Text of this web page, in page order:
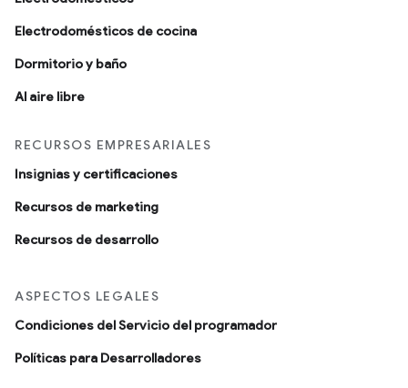
Electrodomésticos de cocina
Dormitorio y baño
Al aire libre
RECURSOS EMPRESARIALES
Insignias y certificaciones
Recursos de marketing
Recursos de desarrollo
ASPECTOS LEGALES
Condiciones del Servicio del programador
Políticas para Desarrolladores